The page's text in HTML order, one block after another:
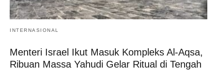
INTERNASIONAL
Menteri Israel Ikut Masuk Kompleks Al-Aqsa,
Ribuan Massa Yahudi Gelar Ritual di Tengah